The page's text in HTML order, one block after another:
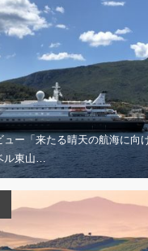
ュー「来たる晴天の航海に向
ル東山…